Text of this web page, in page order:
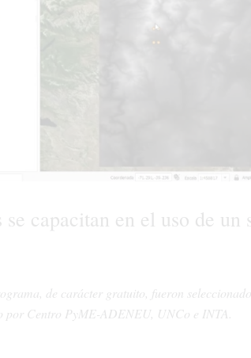
se capacitan en el uso de
de carácter gratuito, fueron
por Centro PyME-ADENEU, UNCo e INTA.